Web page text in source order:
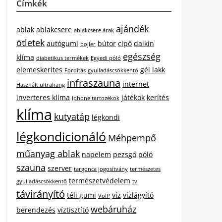
Címkék
ablak ablakcsere ablakcsere árak ajándék
ötletek autógumi bojler bútor cipő daikin
klíma diabetikus termékek Egyedi póló egészség
elemeskerites Fordítás gyulladáscsökkentő gél lakk
Használt ultrahang infraszauna internet
inverteres klíma Iphone tartozékok játékok kerítés
klíma kutyatáp légkondi
légkondicionáló Méhpempő
műanyag ablak napelem pezsgő póló
szauna szerver targonca jogosítvány természetes
gyulladáscsökkentő természetvédelem tv
távirányító téli gumi VoIP víz vízlágyító
berendezés víztisztító webáruház